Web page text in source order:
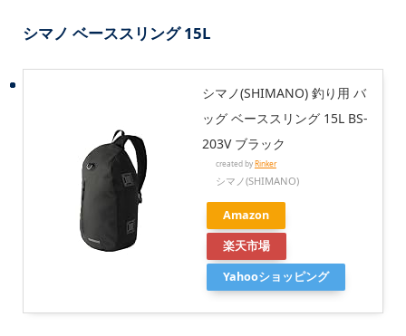
シマノ ベーススリング 15L
シマノ(SHIMANO) 釣り用 バ
ッグ ベーススリング 15L BS-
203V ブラック
created byRinker
シマノ(SHIMANO)
Amazon
楽天市場
Yahooショッピング